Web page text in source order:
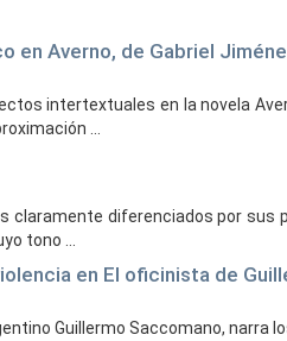
Averno, de Gabriel
intertextuales en la novela
...
claramente diferenciados por
tono ...
en El oficinista de
Guillermo Saccomano, narra